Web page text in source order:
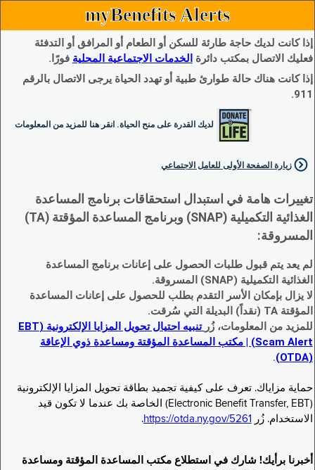
myBenefits Alerts
إذا كانت لديك حاجة طارئة للسكن أو الطعام أو المرافق أو التدفئة
فعليك الاتصال بمكتب دائرة الخدمات الاجتماعية المحلية فورًا.
إذا كانت هناك حالة طوارئ طبية أو تهدد الحياة يرجى الاتصال بالرقم
911.
لديك القدرة على منح الحياة. انقر هنا للمزيد من المعلومات
زيارة الصفحة الأولى للعامل الاجتماعي
تغييرات هامة في استبدال استحقاقات برنامج المساعدة
الغذائية التكميلية (SNAP) وبرنامج المساعدة المؤقتة (TA)
المسروقة:
لم يعد يتم قبول طلبات الحصول على إعانات برنامج المساعدة
الغذائية التكميلية (SNAP) المسروقة.
لا يزال بإمكان الأسر التقدم بطلب للحصول على إعانات المساعدة
المؤقتة TA (نقداً) البديلة التي سُرقت.
للمزيد من المعلومات، زُر
تنبيه احتيال تحويل المزايا الإلكترونية (EBT
Scam Alert) | مكتب المساعدة المؤقتة ومساعدة ذوي الإعاقة
(OTDA)
.
حماية مزاياك. تعرف على كيفية تجميد بطاقة تحويل المزايا الإلكترونية
(Electronic Benefit Transfer, EBT) الخاصة بك عندما لا تكون قيد
الاستخدام. زُر
https://otda.ny.gov/5261
.
أخبرنا برأيك! شارك في استطلاع مكتب المساعدة المؤقتة ومساعدة